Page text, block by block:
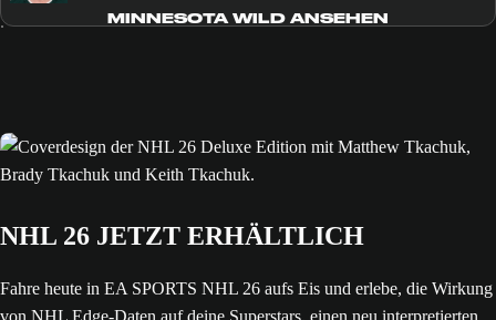
MINNESOTA WILD ANSEHEN
NHL 26 JETZT ERHÄLTLICH
Fahre heute in EA SPORTS NHL 26 aufs Eis und erlebe, die Wirkung